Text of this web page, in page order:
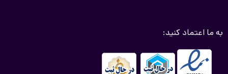
به ما اعتماد کنید: